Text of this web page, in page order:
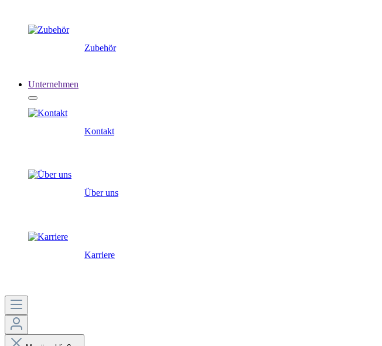
Zubehör
Unternehmen
Kontakt
Über uns
Karriere